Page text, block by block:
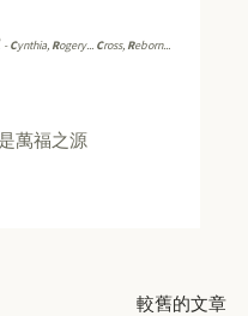
-Cynthia, Rogery... Cross, Reborn...
萬福之源
較舊的文章